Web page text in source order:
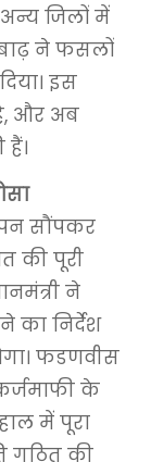
जिलों में
ने फसलों
इस
और अब
सौंपकर
की पूरी
ने
का निर्देश
फडणवीस
के
में पूरा
गठित की